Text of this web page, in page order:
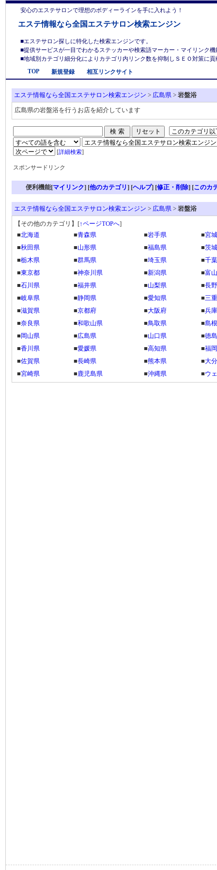
安心のエステサロンで理想のボディーラインを手に入れよう！
エステ情報なら全国エステサロン検索エンジン
■エステサロン探しに特化した検索エンジンです。
■提供サービスが一目でわかるステッカーや検索語マーカー・マイリンク
■地域別カテゴリ細分化によりカテゴリ内リンク数を抑制しＳＥＯ対策に
TOP
新規登録 相互リンクサイト
エステ情報なら全国エステサロン検索エンジン > 広島県 > 岩盤浴
広島県の岩盤浴を行うお店を紹介しています
[詳細検索]
スポンサードリンク
便利機能[マイリンク] [他のカテゴリ] [ヘルプ] [修正・削除] [このカ
エステ情報なら全国エステサロン検索エンジン > 広島県 > 岩盤浴
【その他のカテゴリ】 [↑ページTOPへ]
■北海道 ■青森県 ■岩手県 ■宮
■秋田県 ■山形県 ■福島県 ■茨
■栃木県 ■群馬県 ■埼玉県 ■千
■東京都 ■神奈川県 ■新潟県 ■富
■石川県 ■福井県 ■山梨県 ■長
■岐阜県 ■静岡県 ■愛知県 ■三
■滋賀県 ■京都府 ■大阪府 ■兵
■奈良県 ■和歌山県 ■鳥取県 ■島
■ 岡山県 ■広島県 ■山口県 ■徳
■香川県 ■愛媛県 ■高知県 ■福
■佐賀県 ■長崎県 ■熊本県 ■大
■宮崎県 ■鹿児島県 ■沖縄県 ■ウ